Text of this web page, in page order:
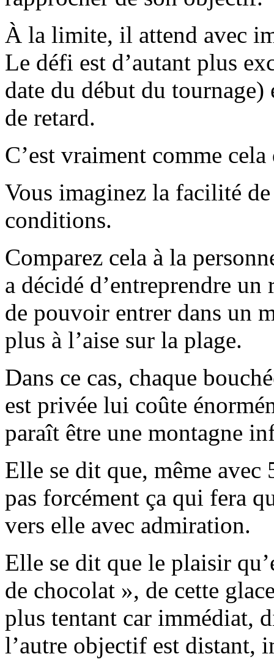
À la limite, il attend avec
Le défi est d’autant plus
date du début du tournage)
de retard.
C’est vraiment comme cela
Vous imaginez la facilité
conditions.
Comparez cela à la
a décidé d’entreprendre
de pouvoir entrer dans un
plus à l’aise sur la plage.
Dans ce cas, chaque
est privée lui coûte
paraît être une montagne
Elle se dit que, même avec
pas forcément ça qui fera
vers elle avec admiration.
Elle se dit que le plaisir
de chocolat », de cette
plus tentant car immédiat,
l’autre objectif est